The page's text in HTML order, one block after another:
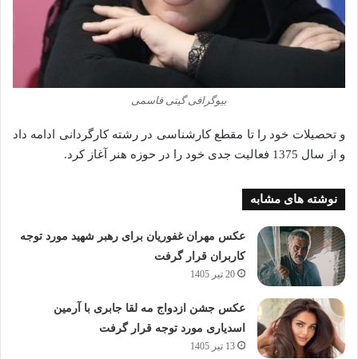
بیوگرافی گیتی قاسمی
و تحصیلات خود را تا مقطع کارشناسی در رشته کارگردانی ادامه داد
و از سال 1375 فعالیت جدی خود را در حوزه هنر آغاز کرد.
نوشته های مشابه
عکس مهران غفوریان برای رهبر شهید مورد توجه
کاربران قرار گرفت
20 تیر 1405
عکس جشن ازدواج مه لقا جابری با آرمین
اسدیاری مورد توجه قرار گرفت
13 تیر 1405